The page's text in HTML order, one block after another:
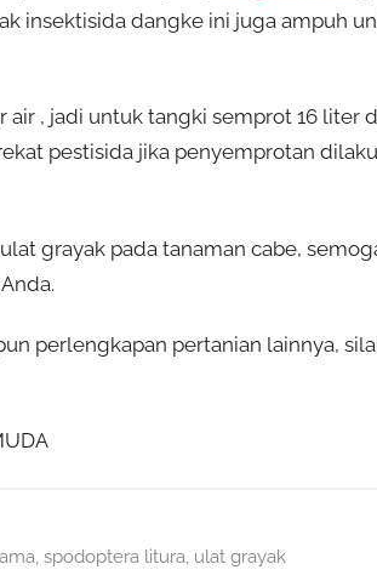
insektisida dangke ini juga ampuh
air , jadi untuk tangki semprot 16 liter
pestisida jika penyemprotan
grayak pada tanaman cabe,
perlengkapan pertanian lainnya,
, spodoptera litura, ulat grayak